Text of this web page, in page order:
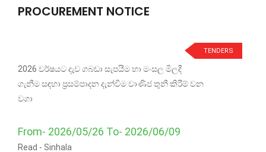
PROCUREMENT NOTICE
TENDERS
2026 වර්ෂයට දැව ගබඩා සැපයීම හා මංසල මිලදී
ගැනීම සඳහා ප්‍රසම්පාදන දැන්වීම වාණිජ තුනී කිරීම් වන
වගා
From- 2026/05/26 To- 2026/06/09
Read - Sinhala